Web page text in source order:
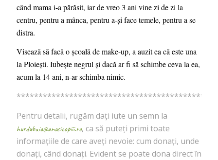
când mama i-a părăsit, iar de vreo 3 ani vine zi de zi la
centru, pentru a mânca, pentru a-și face temele, pentru a se
distra.
Visează să facă o școală de make-up, a auzit ea că este una
la Ploiești. Iubește negrul și dacă ar fi să schimbe ceva la ea,
acum la 14 ani, n-ar schimba nimic.
Pentru detalii, rugăm dați iute un semn la
hurdubaia@anasicopiii.ro, ca să puteți primi toate
informațiile de care aveți nevoie: cum donați, unde
donați, când donați. Evident se poate dona direct în